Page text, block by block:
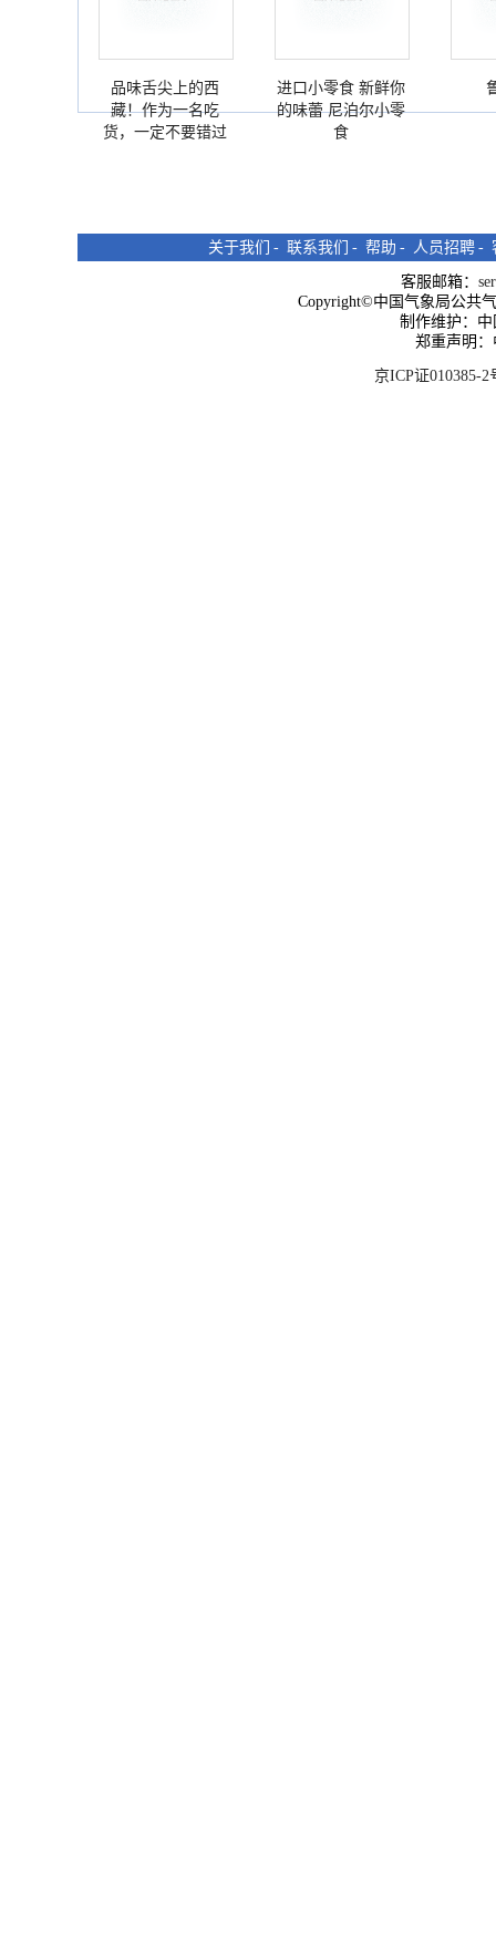
品味舌尖上的西
藏！作为一名吃
货，一定不要错过
进口小零食 新鲜你
的味蕾 尼泊尔小零
食
关于我们 - 联系我们 - 帮助 - 人员招聘 -
客服邮箱：
Copyright©中国气象局公共
制作维护：
郑重声明
京ICP证010385-2